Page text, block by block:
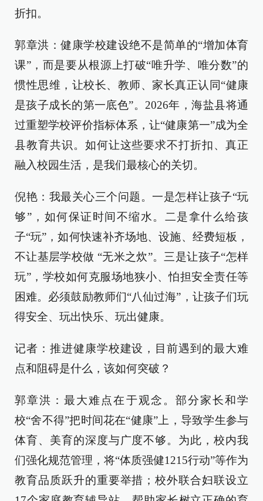
折扣。
郭章洪：健康学校建设绝不是简单的“增加体育
课”，而是要从根源上打破“唯升学、唯分数”的
惯性思维，让校长、教师、家长真正认同“健康
是孩子成长的第一底色”。2026年，海盐县将通
过重塑学校评价指标体系，让“健康第一”成为全
县教育共识。如何让这些要求不打折扣、真正
融入校园生活，是我们最核心的关切。
倪艳：我最关心三个问题。一是怎样让孩子“玩
够”，如何保证时间不缩水。二是拿什么给孩
子“玩”，如何快速补齐场地、设施、经费短板，
不让基层学校做 “无米之炊”。三是让孩子“怎样
玩”，学校如何克服场地狭小、怕担安全责任等
困难。必须鼓励教师们“八仙过海”，让孩子们玩
得安全、玩出快乐、玩出健康。
记者：推进健康学校建设，目前遇到的最大难
点和阻碍是什么，该如何突破？
郭章洪：最大难点在于观念。部分家长和学
校“舍不得”把时间花在“健康”上，导致学生参与
体育、美育的深度与广度不够。为此，校内我
们强化规范管理，将“体质强健1215行动”等作为
教育品质跃升的重要举措；校外联合妇联设立